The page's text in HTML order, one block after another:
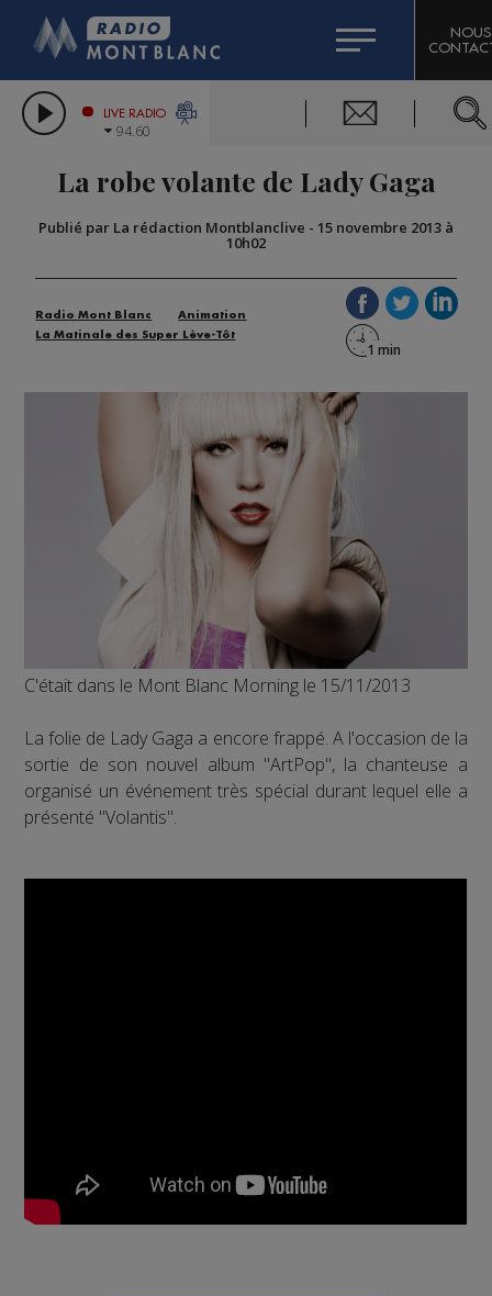
LES CHRONIQUES DE L'EXPERT
CITIZEN MACHINERY
GRAND MASSIF DOMAINES SKIABLES
BIGARD
COMPAGNIE DU MONT-BLANC
NOUS
LIVE RADIO
94.60
La robe volante de Lady Gaga
Publié par La rédaction Montblanclive - 15 novembre 2013 à
10h02
Radio Mont Blanc
Animation
La Matinale des Super Lève-Tôt
C'était dans le Mont Blanc Morning le 15/11/2013
La folie de Lady Gaga a encore frappé. A l'occasion de la
sortie de son nouvel album "ArtPop", la chanteuse a
organisé un événement très spécial durant lequel elle a
présenté "Volantis".